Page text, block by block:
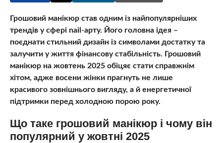
Грошовий манікюр став одним із найпопулярніших
трендів у сфері nail-арту. Його головна ідея –
поєднати стильний дизайн із символами достатку та
залучити у життя фінансову стабільність. Грошовий
манікюр на жовтень 2025 обіцяє стати справжнім
хітом, адже восени жінки прагнуть не лише
красивого зовнішнього вигляду, а й енергетичної
підтримки перед холодною порою року.
Що таке грошовий манікюр і чому він
популярний у жовтні 2025